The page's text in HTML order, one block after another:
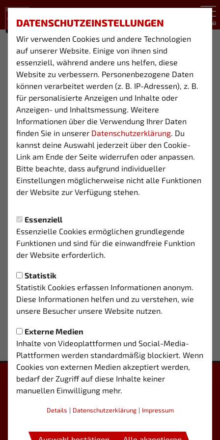
DATENSCHUTZEINSTELLUNGEN
Wir verwenden Cookies und andere Technologien
auf unserer Website. Einige von ihnen sind
essenziell, während andere uns helfen, diese
Website zu verbessern. Personenbezogene Daten
können verarbeitet werden (z. B. IP-Adressen), z. B.
für personalisierte Anzeigen und Inhalte oder
Anzeigen- und Inhaltsmessung. Weitere
Informationen über die Verwendung Ihrer Daten
finden Sie in unserer Datenschutzerklärung. Du
kannst deine Auswahl jederzeit über den Cookie-
Link am Ende der Seite widerrufen oder anpassen.
Bitte beachte, dass aufgrund individueller
Einstellungen möglicherweise nicht alle Funktionen
der Website zur Verfügung stehen.
Essenziell
Essenzielle Cookies ermöglichen grundlegende
Funktionen und sind für die einwandfreie Funktion
der Website erforderlich.
Statistik
Statistik Cookies erfassen Informationen anonym.
Diese Informationen helfen und zu verstehen, wie
unsere Besucher unsere Website nutzen.
Externe Medien
Inhalte von Videoplattformen und Social-Media-
Plattformen werden standardmäßig blockiert. Wenn
Cookies von externen Medien akzeptiert werden,
bedarf der Zugriff auf diese Inhalte keiner
manuellen Einwilligung mehr.
Details | Datenschutzerklärung | Impressum
Menü
U7 (JG. 2019)
Übersicht Funktionsteam
FUNKTIONSTEAM
ARI
ERKAN KARATAS